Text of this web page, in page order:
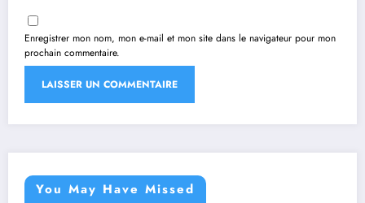
Enregistrer mon nom, mon e-mail et mon site dans le navigateur pour mon
prochain commentaire.
You May Have Missed